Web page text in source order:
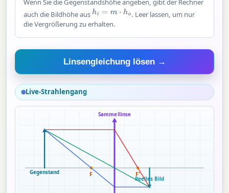
Wenn Sie die Gegenstandshöhe angeben, gibt der Rechner
auch die Bildhöhe aus hi=m ho
. Leer lassen, um nur
die Vergrößerung zu erhalten.
Linsengleichung lösen →
Live-Strahlengang
Gegenstand
Sammellinse
F F'
Reelles Bild